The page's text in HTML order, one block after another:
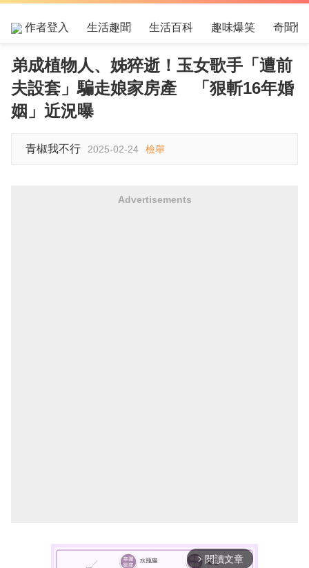
作者登入 生活趣聞 生活百科 趣味爆笑 奇聞怪
弟成植物人、姊猝逝！玉女歌手「遭前
夫設套」騙走娘家房產 「狠斬16年婚
姻」近況曝
青椒我不行 2025-02-24 檢舉
Advertisements
arrow_forward_ios 閱讀文章